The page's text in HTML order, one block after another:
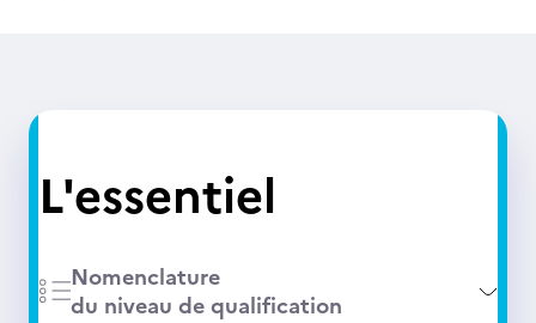
L'essentiel
Nomenclature
du niveau de qualification